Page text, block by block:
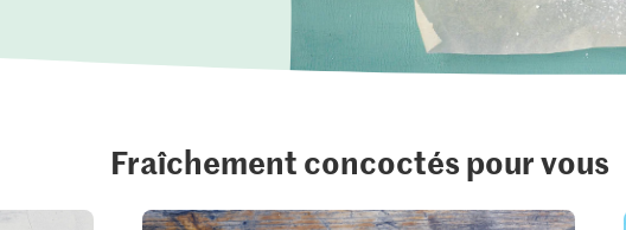
Fraîchement concoctés pour vous